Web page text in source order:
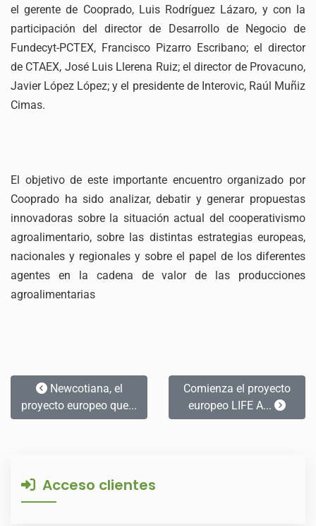
el gerente de Cooprado, Luis Rodríguez Lázaro, y con la
participación del director de Desarrollo de Negocio de
Fundecyt-PCTEX, Francisco Pizarro Escribano; el director
de CTAEX, José Luis Llerena Ruiz; el director de Provacuno,
Javier López López; y el presidente de Interovic, Raúl Muñiz
Cimas.
El objetivo de este importante encuentro organizado por
Cooprado ha sido analizar, debatir y generar propuestas
innovadoras sobre la situación actual del cooperativismo
agroalimentario, sobre las distintas estrategias europeas,
nacionales y regionales y sobre el papel de los diferentes
agentes en la cadena de valor de las producciones
agroalimentarias
Newcotiana, el
proyecto europeo que...
Comienza el proyecto
europeo LIFE A...
Acceso clientes